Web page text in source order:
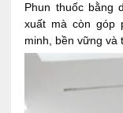
Phun thuốc bằng
xuất mà còn góp
minh, bền vững và